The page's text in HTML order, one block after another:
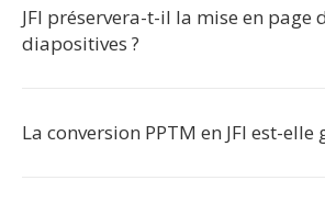
JFI préservera-t-il la mise en page
diapositives ?
La conversion PPTM en JFI est-elle